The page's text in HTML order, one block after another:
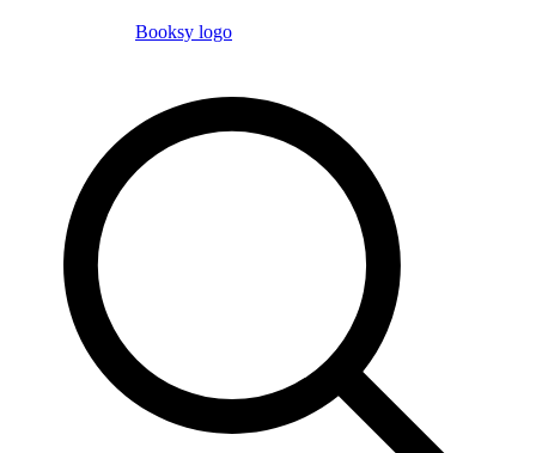
Booksy logo